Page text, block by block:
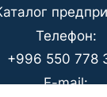
Телефон:
+996 550 778
E-mail: